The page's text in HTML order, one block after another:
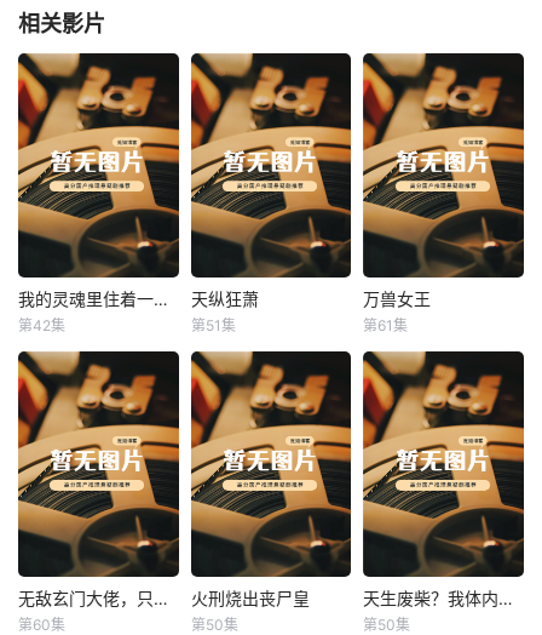
相关影片
我的灵魂里住着一条龙 我的灵魂里住着一条龙
第42集
天纵狂萧
天纵狂萧
第51集
万兽女王
万兽女王
第61集
无敌玄门大佬，只听姐姐的话 无敌玄门大佬，只听姐姐的话
第60集
火刑烧出丧尸皇
火刑烧出丧尸皇
第50集
天生废柴？我体内有神血 天生废柴？我体内有神血
第50集